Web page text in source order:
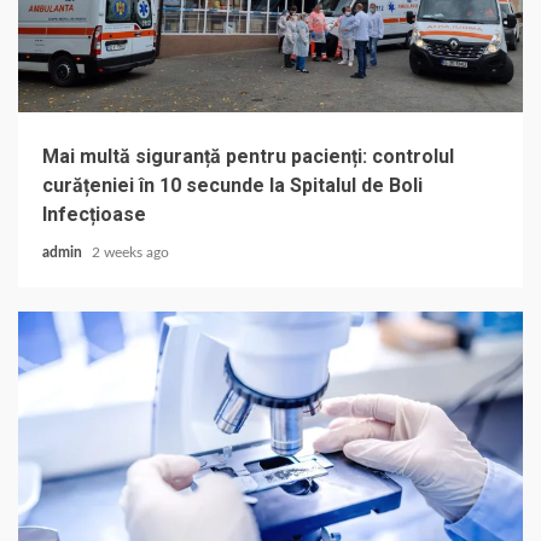
Mai multă siguranță pentru pacienți: controlul
curățeniei în 10 secunde la Spitalul de Boli
Infecțioase
admin 2 weeks ago